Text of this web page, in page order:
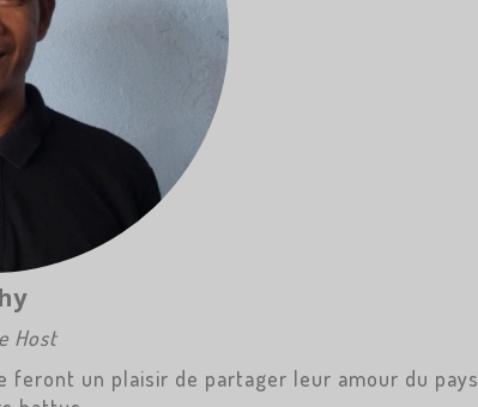
Host
feront un plaisir de partager leur amour du